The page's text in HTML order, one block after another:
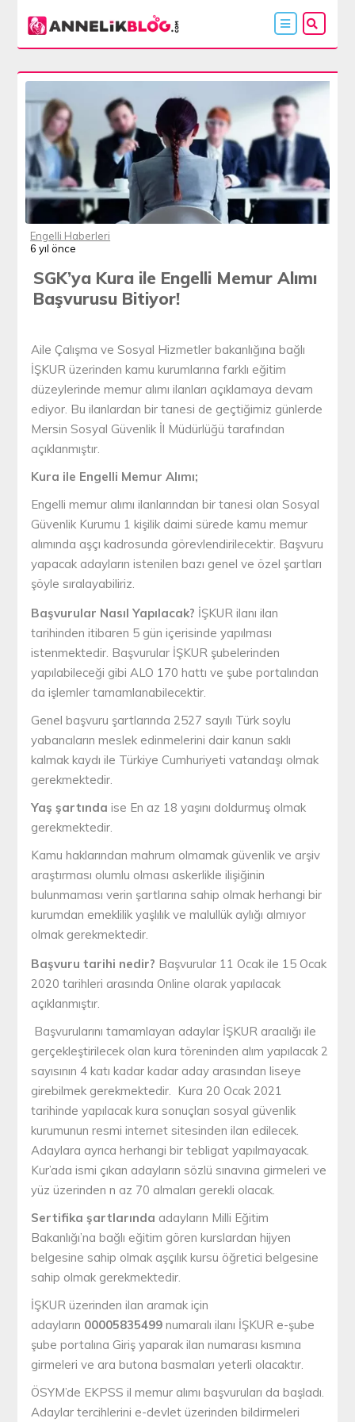
Engelli Haberleri
6 yıl önce
SGK’ya Kura ile Engelli Memur Alımı
Başvurusu Bitiyor!
Aile Çalışma ve Sosyal Hizmetler bakanlığına bağlı
İŞKUR üzerinden kamu kurumlarına farklı eğitim
düzeylerinde memur alımı ilanları açıklamaya devam
ediyor. Bu ilanlardan bir tanesi de geçtiğimiz günlerde
Mersin Sosyal Güvenlik İl Müdürlüğü tarafından
açıklanmıştır.
Kura ile Engelli Memur Alımı;
Engelli memur alımı ilanlarından bir tanesi olan Sosyal
Güvenlik Kurumu 1 kişilik daimi sürede kamu memur
alımında aşçı kadrosunda görevlendirilecektir. Başvuru
yapacak adayların istenilen bazı genel ve özel şartları
şöyle sıralayabiliriz.
Başvurular Nasıl Yapılacak? İŞKUR ilanı ilan
tarihinden itibaren 5 gün içerisinde yapılması
istenmektedir. Başvurular İŞKUR şubelerinden
yapılabileceği gibi ALO 170 hattı ve şube portalından
da işlemler tamamlanabilecektir.
Genel başvuru şartlarında 2527 sayılı Türk soylu
yabancıların meslek edinmelerini dair kanun saklı
kalmak kaydı ile Türkiye Cumhuriyeti vatandaşı olmak
gerekmektedir.
Yaş şartında ise En az 18 yaşını doldurmuş olmak
gerekmektedir.
Kamu haklarından mahrum olmamak güvenlik ve arşiv
araştırması olumlu olması askerlikle ilişiğinin
bulunmaması verin şartlarına sahip olmak herhangi bir
kurumdan emeklilik yaşlılık ve malullük aylığı almıyor
olmak gerekmektedir.
Başvuru tarihi nedir? Başvurular 11 Ocak ile 15 Ocak
2020 tarihleri arasında Online olarak yapılacak
açıklanmıştır.
Başvurularını tamamlayan adaylar İŞKUR aracılığı ile
gerçekleştirilecek olan kura töreninden alım yapılacak 2
sayısının 4 katı kadar kadar aday arasından liseye
girebilmek gerekmektedir. Kura 20 Ocak 2021
tarihinde yapılacak kura sonuçları sosyal güvenlik
kurumunun resmi internet sitesinden ilan edilecek.
Adaylara ayrıca herhangi bir tebligat yapılmayacak.
Kur’ada ismi çıkan adayların sözlü sınavına girmeleri ve
yüz üzerinden n az 70 almaları gerekli olacak.
Sertifika şartlarında adayların Milli Eğitim
Bakanlığı’na bağlı eğitim gören kurslardan hijyen
belgesine sahip olmak aşçılık kursu öğretici belgesine
sahip olmak gerekmektedir.
İŞKUR üzerinden ilan aramak için
adayların 00005835499 numaralı ilanı İŞKUR e-şube
şube portalına Giriş yaparak ilan numarası kısmına
girmeleri ve ara butona basmaları yeterli olacaktır.
ÖSYM’de EKPSS il memur alımı başvuruları da başladı.
Adaylar tercihlerini e-devlet üzerinden bildirmeleri